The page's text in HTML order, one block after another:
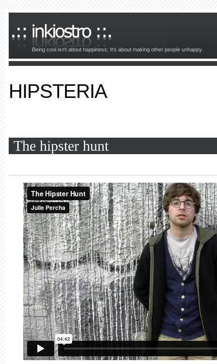
Being cool isn't about happiness; It's about making other people unhappy.
HIPSTERIA
The hipster hunt